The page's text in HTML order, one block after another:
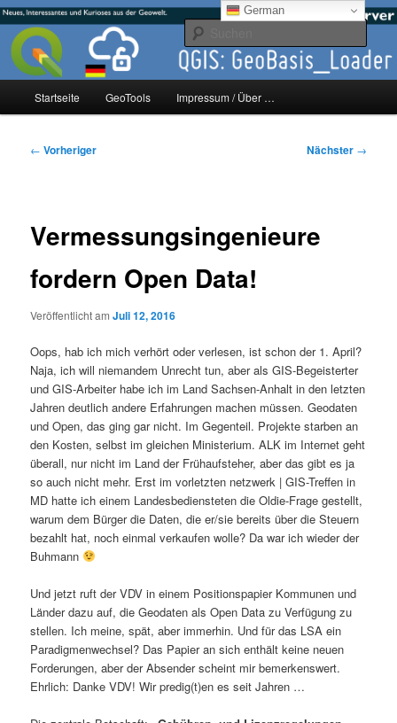
Zum
primären
Inhalt
springen#geoObserver
mikeE's GeoBlog
Startseite GeoTools Impressum / Über …
Beitragsnavigation
← Vorheriger Nächster →
Vermessungsingenieure
fordern Open Data!
Veröffentlicht amJuli 12, 2016
Oops, hab ich mich verhört oder verlesen, ist schon der 1. April?
Naja, ich will niemandem Unrecht tun, aber als GIS-Begeisterter
und GIS-Arbeiter habe ich im Land Sachsen-Anhalt in den letzten
Jahren deutlich andere Erfahrungen machen müssen. Geodaten
und Open, das ging gar nicht. Im Gegenteil. Projekte starben an
den Kosten, selbst im gleichen Ministerium. ALK im Internet geht
überall, nur nicht im Land der Frühaufsteher, aber das gibt es ja
so auch nicht mehr. Erst im vorletzten netzwerk | GIS-Treffen in
MD hatte ich einem Landesbediensteten die Oldie-Frage gestellt,
warum dem Bürger die Daten, die er/sie bereits über die Steuern
bezahlt hat, noch einmal verkaufen wolle? Da war ich wieder der
Buhmann
Und jetzt ruft der VDV in einem Positionspapier Kommunen und
Länder dazu auf, die Geodaten als Open Data zu Verfügung zu
stellen. Ich meine, spät, aber immerhin. Und für das LSA ein
Paradigmenwechsel? Das Papier an sich enthält keine neuen
Forderungen, aber der Absender scheint mir bemerkenswert.
Ehrlich: Danke VDV! Wir predig(t)en es seit Jahren …
German